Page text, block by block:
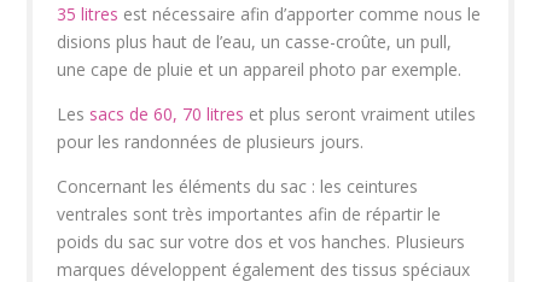
35 litres est nécessaire afin d’apporter comme nous le
disions plus haut de l’eau, un casse-croûte, un pull,
une cape de pluie et un appareil photo par exemple.
Les sacs de 60, 70 litres et plus seront vraiment utiles
pour les randonnées de plusieurs jours.
Concernant les éléments du sac : les ceintures
ventrales sont très importantes afin de répartir le
poids du sac sur votre dos et vos hanches. Plusieurs
marques développent également des tissus spéciaux